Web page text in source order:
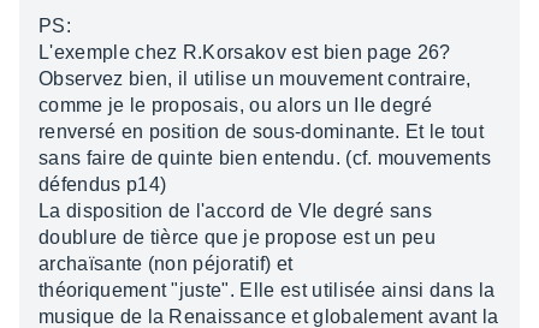
PS:
L'exemple chez R.Korsakov est bien page 26?
Observez bien, il utilise un mouvement contraire,
comme je le proposais, ou alors un IIe degré
renversé en position de sous-dominante. Et le tout
sans faire de quinte bien entendu. (cf. mouvements
défendus p14)
La disposition de l'accord de VIe degré sans
doublure de tièrce que je propose est un peu
archaïsante (non péjoratif) et
théoriquement "juste". Elle est utilisée ainsi dans la
musique de la Renaissance et globalement avant la